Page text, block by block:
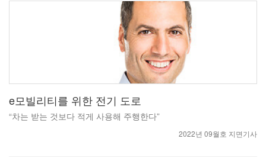
e모빌리티를 위한 전기 도로
“차는 받는 것보다 적게 사용해 주행한다”
2022년 09월호 지면기사